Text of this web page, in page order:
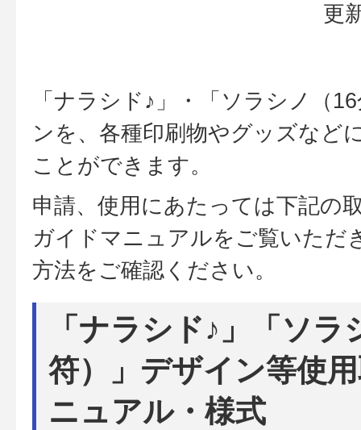
更
「ナラシド♪」・「ソラシノ（
ンを、各種印刷物やグッズなど
ことができます。
申請、使用にあたっては下記の
ガイドマニュアルをご覧いただ
方法をご確認ください。
「ナラシド♪」「ソラ
符）」デザイン等使
ニュアル・様式